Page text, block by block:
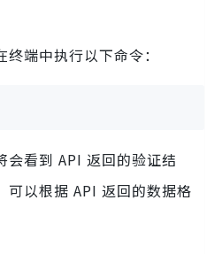
端中执行以下命令：
会看到 API 返回的验证结
可以根据 API 返回的数据格